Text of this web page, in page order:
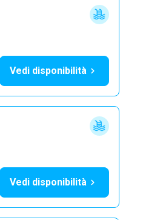
Vedi disponibilità
Vedi disponibilità